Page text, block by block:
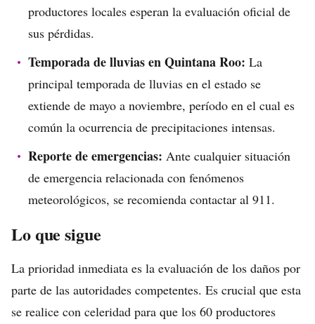
productores locales esperan la evaluación oficial de
sus pérdidas.
Temporada de lluvias en Quintana Roo: La
principal temporada de lluvias en el estado se
extiende de mayo a noviembre, período en el cual es
común la ocurrencia de precipitaciones intensas.
Reporte de emergencias: Ante cualquier situación
de emergencia relacionada con fenómenos
meteorológicos, se recomienda contactar al 911.
Lo que sigue
La prioridad inmediata es la evaluación de los daños por
parte de las autoridades competentes. Es crucial que esta
se realice con celeridad para que los 60 productores